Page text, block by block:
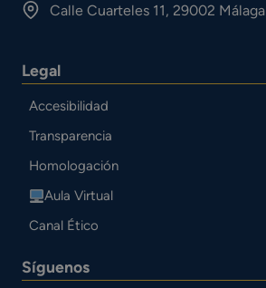
Calle Cuarteles 11, 29002 Málaga
Legal
Accesibilidad
Transparencia
Homologación
Aula Virtual
Canal Ético
Síguenos